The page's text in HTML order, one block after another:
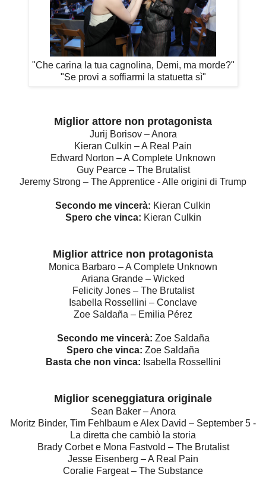
"Che carina la tua cagnolina, Demi, ma morde?"
"Se provi a soffiarmi la statuetta sì"
Miglior attore non protagonista
Jurij Borisov – Anora
Kieran Culkin – A Real Pain
Edward Norton – A Complete Unknown
Guy Pearce – The Brutalist
Jeremy Strong – The Apprentice - Alle origini di Trump
Secondo me vincerà: Kieran Culkin
Spero che vinca: Kieran Culkin
Miglior attrice non protagonista
Monica Barbaro – A Complete Unknown
Ariana Grande – Wicked
Felicity Jones – The Brutalist
Isabella Rossellini – Conclave
Zoe Saldaña – Emilia Pérez
Secondo me vincerà: Zoe Saldaña
Spero che vinca: Zoe Saldaña
Basta che non vinca: Isabella Rossellini
Miglior sceneggiatura originale
Sean Baker – Anora
Moritz Binder, Tim Fehlbaum e Alex David – September 5 -
La diretta che cambiò la storia
Brady Corbet e Mona Fastvold – The Brutalist
Jesse Eisenberg – A Real Pain
Coralie Fargeat – The Substance